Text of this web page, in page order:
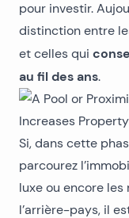
pour investir.
distinction entre
et celles qui
au fil des ans.
Si, dans cette
parcourez
luxe ou encore
l’arrière-pays, il